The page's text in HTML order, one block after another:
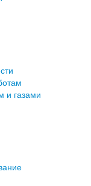
и газами